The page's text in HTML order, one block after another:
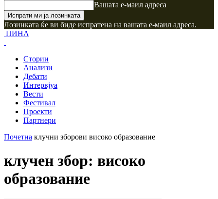
Вашата е-маил адреса
Лозинката ќе ви биде испратена на вашата е-маил адреса.
ПИНА
Стории
Анализи
Дебати
Интервјуа
Вести
Фестивал
Проекти
Партнери
Почетна клучни зборови високо образование
клучен збор: високо
образование